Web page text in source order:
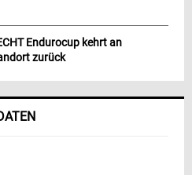
Endurocup kehrt an
zurück